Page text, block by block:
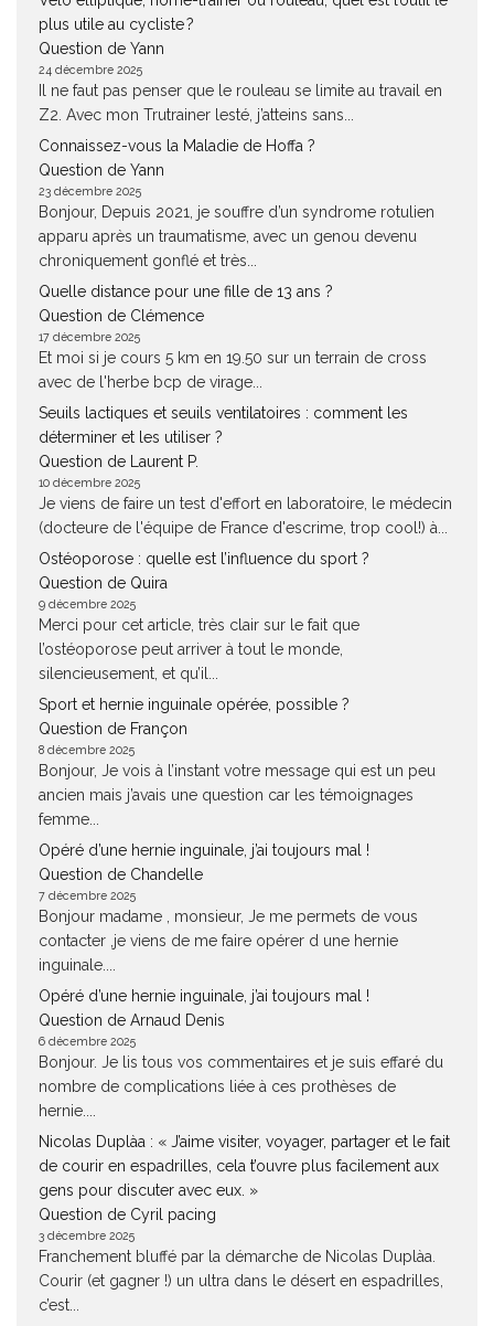
plus utile au cycliste ?
Question de Yann
24 décembre 2025
Il ne faut pas penser que le rouleau se limite au travail en
Z2. Avec mon Trutrainer lesté, j’atteins sans...
Connaissez-vous la Maladie de Hoffa ?
Question de Yann
23 décembre 2025
Bonjour, Depuis 2021, je souffre d’un syndrome rotulien
apparu après un traumatisme, avec un genou devenu
chroniquement gonflé et très...
Quelle distance pour une fille de 13 ans ?
Question de Clémence
17 décembre 2025
Et moi si je cours 5 km en 19.50 sur un terrain de cross
avec de l'herbe bcp de virage...
Seuils lactiques et seuils ventilatoires : comment les
déterminer et les utiliser ?
Question de Laurent P.
10 décembre 2025
Je viens de faire un test d'effort en laboratoire, le médecin
(docteure de l'équipe de France d'escrime, trop cool!) à...
Ostéoporose : quelle est l’influence du sport ?
Question de Quira
9 décembre 2025
Merci pour cet article, très clair sur le fait que
l’ostéoporose peut arriver à tout le monde,
silencieusement, et qu’il...
Sport et hernie inguinale opérée, possible ?
Question de Françon
8 décembre 2025
Bonjour, Je vois à l’instant votre message qui est un peu
ancien mais j’avais une question car les témoignages
femme...
Opéré d’une hernie inguinale, j’ai toujours mal !
Question de Chandelle
7 décembre 2025
Bonjour madame , monsieur, Je me permets de vous
contacter ,je viens de me faire opérer d une hernie
inguinale....
Opéré d’une hernie inguinale, j’ai toujours mal !
Question de Arnaud Denis
6 décembre 2025
Bonjour. Je lis tous vos commentaires et je suis effaré du
nombre de complications liée à ces prothèses de
hernie....
Nicolas Duplàa : « J’aime visiter, voyager, partager et le fait
de courir en espadrilles, cela t’ouvre plus facilement aux
gens pour discuter avec eux. »
Question de Cyril pacing
3 décembre 2025
Franchement bluffé par la démarche de Nicolas Duplàa.
Courir (et gagner !) un ultra dans le désert en espadrilles,
c’est...